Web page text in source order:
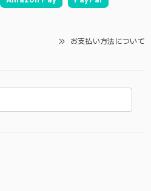
お支払い方法について